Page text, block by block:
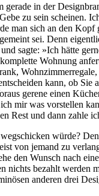
in der
zu sein scheinen.
man sich an den Kopf
sei. Denn
sagte: »Ich hätte
Wohnung
kann, ob Sie
gerene einen
mir was vorstellen
Rest und dann zahle
würde?
von jemand zu
den Wunsch nach
nichts bezahlt werden
anderen drei